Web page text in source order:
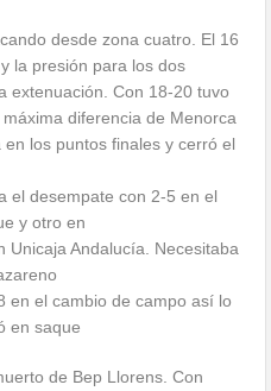
desde zona cuatro. El 16
la presión para los dos
extenuación. Con 18-20 tuvo
diferencia de Menorca
los puntos finales y cerró el
el desempate con 2-5 en el
y otro en
Unicaja Andalucía. Necesitaba
en el cambio de campo así lo
en saque
de Bep Llorens. Con